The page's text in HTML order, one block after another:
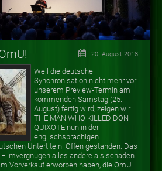
20. August 2018
Weil die deutsche
Synchronisation nicht mehr vor
unserem Preview-Termin am
kommenden Samstag (25.
August) fertig wird, zeigen wir
THE MAN WHO KILLED DON
QUIXOTE nun in der
englischsprachigen
Untertiteln. Offen gestanden: Das
alles andere als schaden.
Vorverkauf erworben haben, die OmU